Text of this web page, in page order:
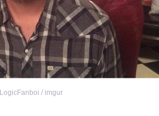
LogicFanboi / imgur